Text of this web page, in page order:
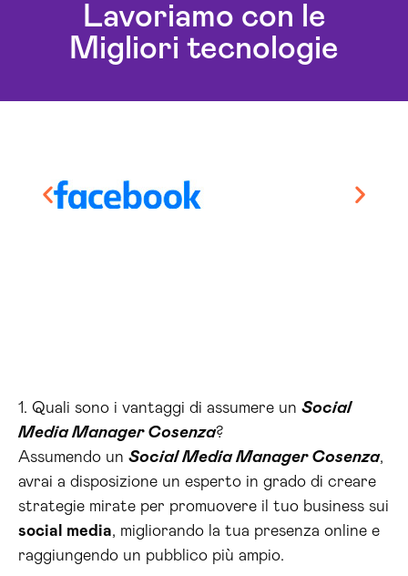
Lavoriamo con le
Migliori tecnologie
1. Quali sono i vantaggi di assumere un Social
Media Manager Cosenza?
Assumendo un Social Media Manager Cosenza,
avrai a disposizione un esperto in grado di creare
strategie mirate per promuovere il tuo business sui
social media, migliorando la tua presenza online e
raggiungendo un pubblico più ampio.